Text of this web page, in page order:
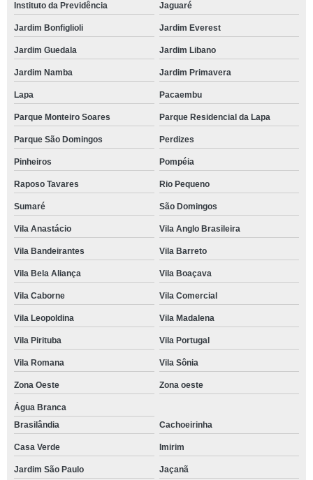
Instituto da Previdência Jaguaré
Jardim Bonfiglioli Jardim Everest
Jardim Guedala Jardim Libano
Jardim Namba Jardim Primavera
Lapa Pacaembu
Parque Monteiro Soares Parque Residencial da Lapa
Parque São Domingos Perdizes
Pinheiros Pompéia
Raposo Tavares Rio Pequeno
Sumaré São Domingos
Vila Anastácio Vila Anglo Brasileira
Vila Bandeirantes Vila Barreto
Vila Bela Aliança Vila Boaçava
Vila Caborne Vila Comercial
Vila Leopoldina Vila Madalena
Vila Pirituba Vila Portugal
Vila Romana Vila Sônia
Zona Oeste Zona oeste
Água Branca
Brasilândia
Cachoeirinha
Casa Verde Imirim
Jardim São Paulo Jaçanã